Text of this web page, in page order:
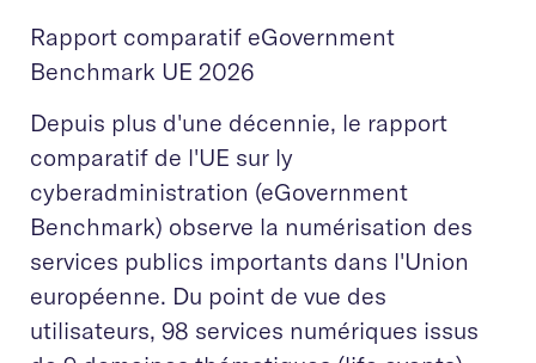
Rapport comparatif eGovernment
Benchmark UE 2026
Depuis plus d'une décennie, le rapport
comparatif de l'UE sur ly
cyberadministration (eGovernment
Benchmark) observe la numérisation des
services publics importants dans l'Union
européenne. Du point de vue des
utilisateurs, 98 services numériques issus